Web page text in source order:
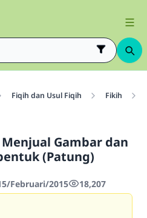
Fiqih dan Usul Fiqih Fikih
Gambar dan
(Patung)
Februari/2015
18,207